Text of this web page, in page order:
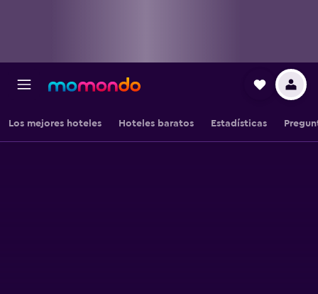
Los mejores hoteles Hoteles baratos Estadísticas